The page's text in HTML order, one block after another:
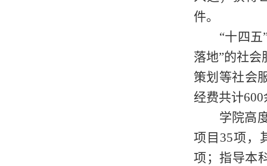
件。
“十四
落地”的社
策划等社会
经费共计
学院高
项目 35项，
项；指导本